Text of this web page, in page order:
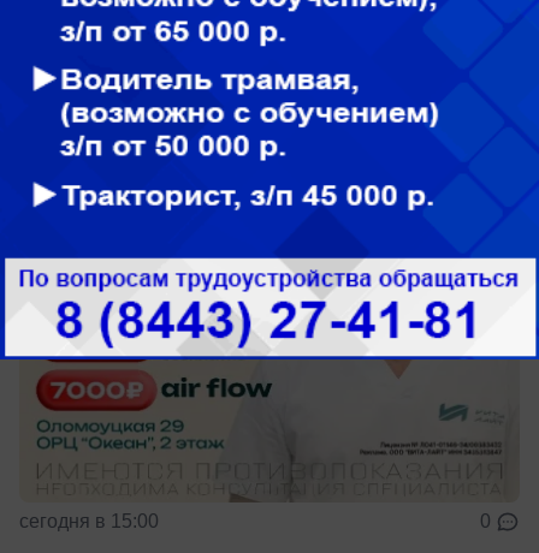
Здоровье
Не ждите, пока зуб заболит
сегодня в 15:00 0